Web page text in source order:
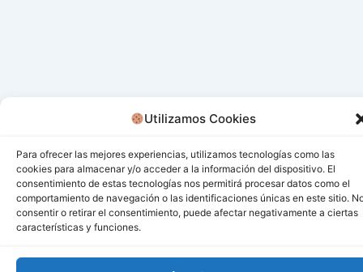
Utilizamos Cookies
Para ofrecer las mejores experiencias, utilizamos tecnologías como las
cookies para almacenar y/o acceder a la información del dispositivo. El
consentimiento de estas tecnologías nos permitirá procesar datos como el
comportamiento de navegación o las identificaciones únicas en este sitio.
consentir o retirar el consentimiento, puede afectar negativamente a ciertas
características y funciones.